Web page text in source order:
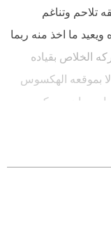
تلاحم وتناغم
ما اخذ منه ربما
الخلاص بقياده
بموقعه الهكسوس
ان معركه
يسلط الضوء ع